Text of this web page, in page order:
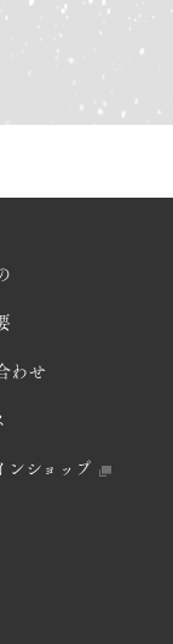
わせ
ンショップ